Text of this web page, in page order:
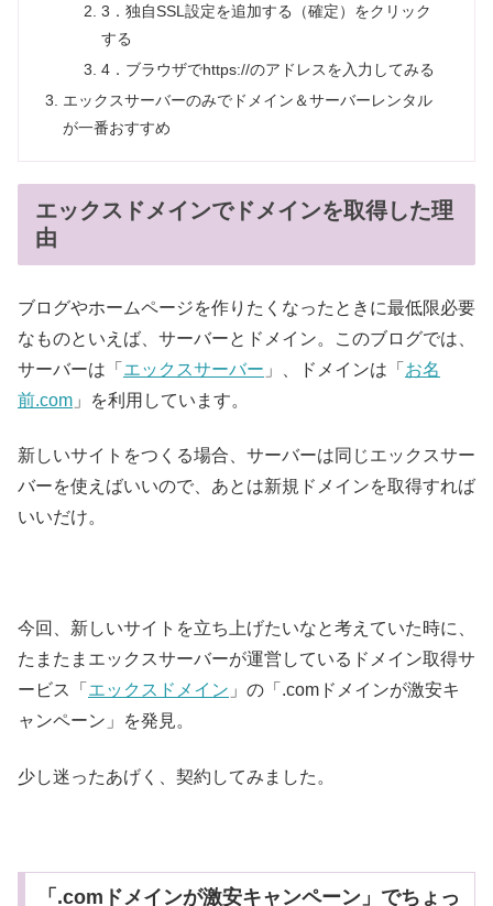
3．独自SSL設定を追加する（確定）をクリック
する
4．ブラウザでhttps://のアドレスを入力してみる
エックスサーバーのみでドメイン＆サーバーレンタル
が一番おすすめ
エックスドメインでドメインを取得した理
由
ブログやホームページを作りたくなったときに最低限必要
なものといえば、サーバーとドメイン。このブログでは、
サーバーは「 エックスサーバー 」、ドメインは「 お名
前.com 」を利用しています。
新しいサイトをつくる場合、サーバーは同じエックスサー
バーを使えばいいので、あとは新規ドメインを取得すれば
いいだけ。
今回、新しいサイトを立ち上げたいなと考えていた時に、
たまたまエックスサーバーが運営しているドメイン取得サ
ービス「 エックスドメイン 」の「.comドメインが激安キ
ャンペーン」を発見。
少し迷ったあげく、契約してみました。
「.comドメインが激安キャンペーン」でちょっ